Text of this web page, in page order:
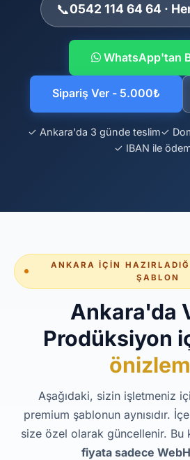
📞0542 114 64 64 ·
WhatsApp'tan
Sipariş Ver - 5.000₺
✓ Ankara'da 3 günde teslim✓
✓ IBAN ile
ANKARA İÇIN
ŞABLON
Ankara'da
Prodüksiyon
Aşağıdaki, sizin işletmeniz
premium şablonun aynısıdır.
size özel olarak güncellenir. Bu
fiyata sadece